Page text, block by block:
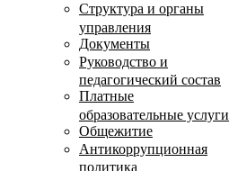
Структура и органы
управления
Документы
Руководство и
педагогический состав
Платные
образовательные услуги
Общежитие
Антикоррупционная
политика